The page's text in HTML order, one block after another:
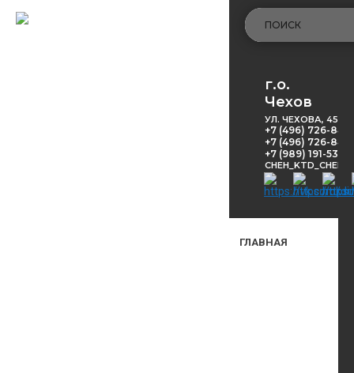
г.о.
Чехов
УЛ. ЧЕХОВА, 45
+7 (496) 726-
+7 (496) 726-
+7 (989) 191-53-
ГЛАВНАЯ